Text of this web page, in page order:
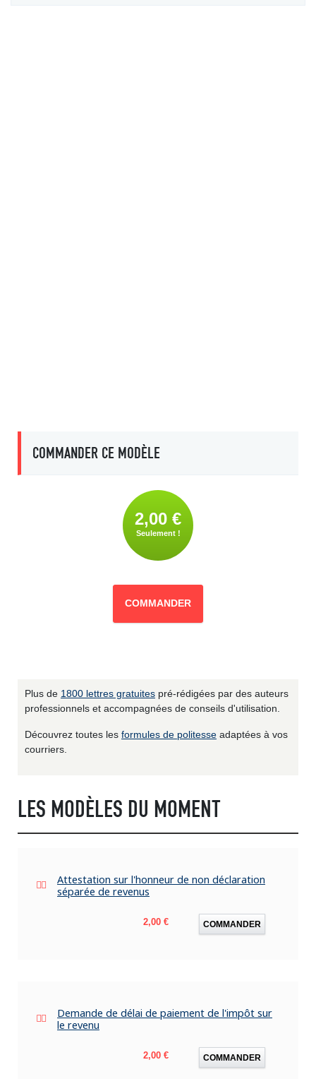
COMMANDER CE MODÈLE
2,00 €
Seulement !
COMMANDER
Plus de 1800 lettres gratuites pré-rédigées par des auteurs
professionnels et accompagnées de conseils d'utilisation.
Découvrez toutes les formules de politesse adaptées à vos
courriers.
LES MODÈLES DU MOMENT
Attestation sur l'honneur de non déclaration
séparée de revenus
Prix
2,00 € COMMANDER
Demande de délai de paiement de l'impôt sur
le revenu
Prix
2,00 € COMMANDER